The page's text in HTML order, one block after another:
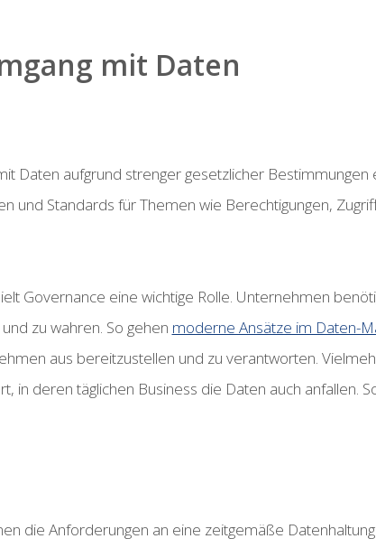
mit Daten
Daten aufgrund strenger gesetzlicher
und Standards für Themen wie Berechtigungen,
Governance eine wichtige Rolle. Unternehmen
zu wahren. So gehen moderne Ansätze im Daten-
aus bereitzustellen und zu verantworten.
in deren täglichen Business die Daten auch anfallen.
die Anforderungen an eine zeitgemäße